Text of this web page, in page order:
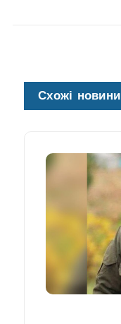
Схожі новини